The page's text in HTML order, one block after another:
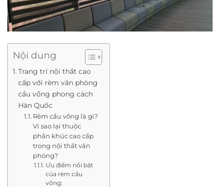
Nội dung
Trang trí nội thất cao
cấp với rèm văn phòng
cầu vồng phong cách
Hàn Quốc
Rèm cầu vồng là gì?
Vì sao lại thuộc
phân khúc cao cấp
trong nội thất văn
phòng?
Ưu điểm nổi bật
của rèm cầu
vồng: